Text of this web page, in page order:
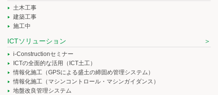
土木工事
建築工事
施工中
ICTソリューション
i-Constructionセミナー
ICTの全面的な活用（ICT土工）
情報化施工（GPSによる盛土の締固め管理システム）
情報化施工（マシンコントロール・マシンガイダンス）
地盤改良管理システム